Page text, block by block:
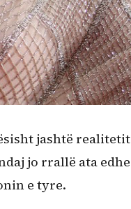
jashtë realitetit
jo rrallë ata edhe
e tyre.